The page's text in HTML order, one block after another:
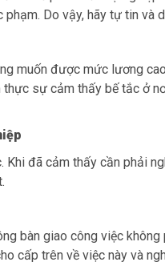
Do vậy, hãy tự tin và
muốn được mức lương
sự cảm thấy bế tắc ở
Khi đã cảm thấy cần phải
bàn giao công việc
cấp trên về việc này và